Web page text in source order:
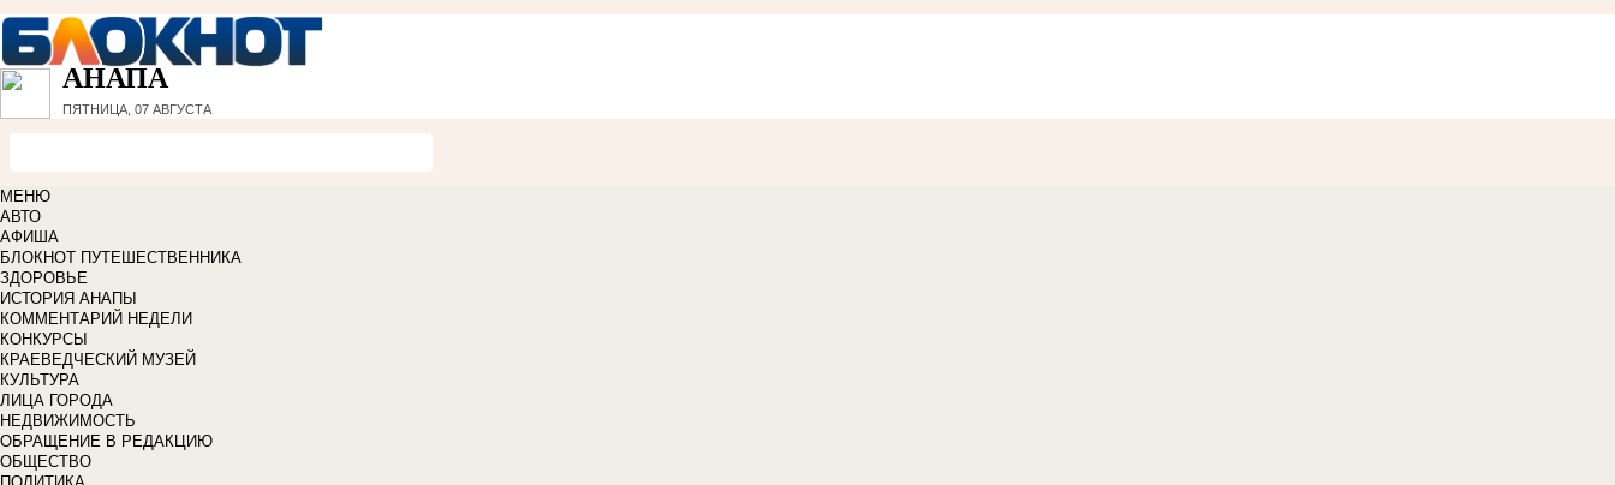
АНАПА
ПЯТНИЦА, 07 АВГУСТА
МЕНЮ
АВТО
АФИША
БЛОКНОТ ПУТЕШЕСТВЕННИКА
ЗДОРОВЬЕ
ИСТОРИЯ АНАПЫ
КОММЕНТАРИЙ НЕДЕЛИ
КОНКУРСЫ
КРАЕВЕДЧЕСКИЙ МУЗЕЙ
КУЛЬТУРА
ЛИЦА ГОРОДА
НЕДВИЖИМОСТЬ
ОБРАЩЕНИЕ В РЕДАКЦИЮ
ОБЩЕСТВО